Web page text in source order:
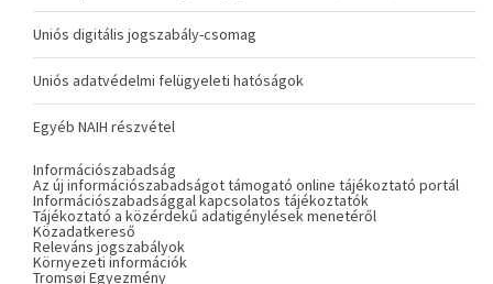
Uniós digitális jogszabály-csomag
Uniós adatvédelmi felügyeleti hatóságok
Egyéb NAIH részvétel
Információszabadság
Az új információszabadságot támogató online tájékoztató portál
Információszabadsággal kapcsolatos tájékoztatók
Tájékoztató a közérdekű adatigénylések menetéről
Közadatkereső
Releváns jogszabályok
Környezeti információk
Tromsøi Egyezmény